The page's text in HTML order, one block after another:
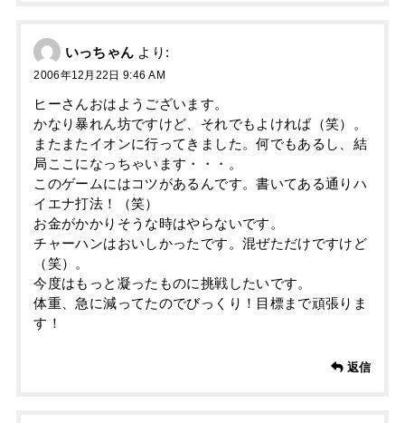
いっちゃん より:
2006年12月22日 9:46 AM
ヒーさんおはようございます。
かなり暴れん坊ですけど、それでもよければ（笑）。
またまたイオンに行ってきました。何でもあるし、結
局ここになっちゃいます・・・。
このゲームにはコツがあるんです。書いてある通りハ
イエナ打法！（笑）
お金がかかりそうな時はやらないです。
チャーハンはおいしかったです。混ぜただけですけど
（笑）。
今度はもっと凝ったものに挑戦したいです。
体重、急に減ってたのでびっくり！目標まで頑張りま
す！
返信